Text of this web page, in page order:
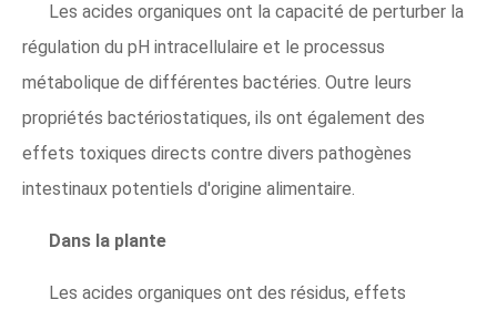
Les acides organiques ont la capacité de perturber la
régulation du pH intracellulaire et le processus
métabolique de différentes bactéries. Outre leurs
propriétés bactériostatiques, ils ont également des
effets toxiques directs contre divers pathogènes
intestinaux potentiels d'origine alimentaire.
Dans la plante
Les acides organiques ont des résidus, effets